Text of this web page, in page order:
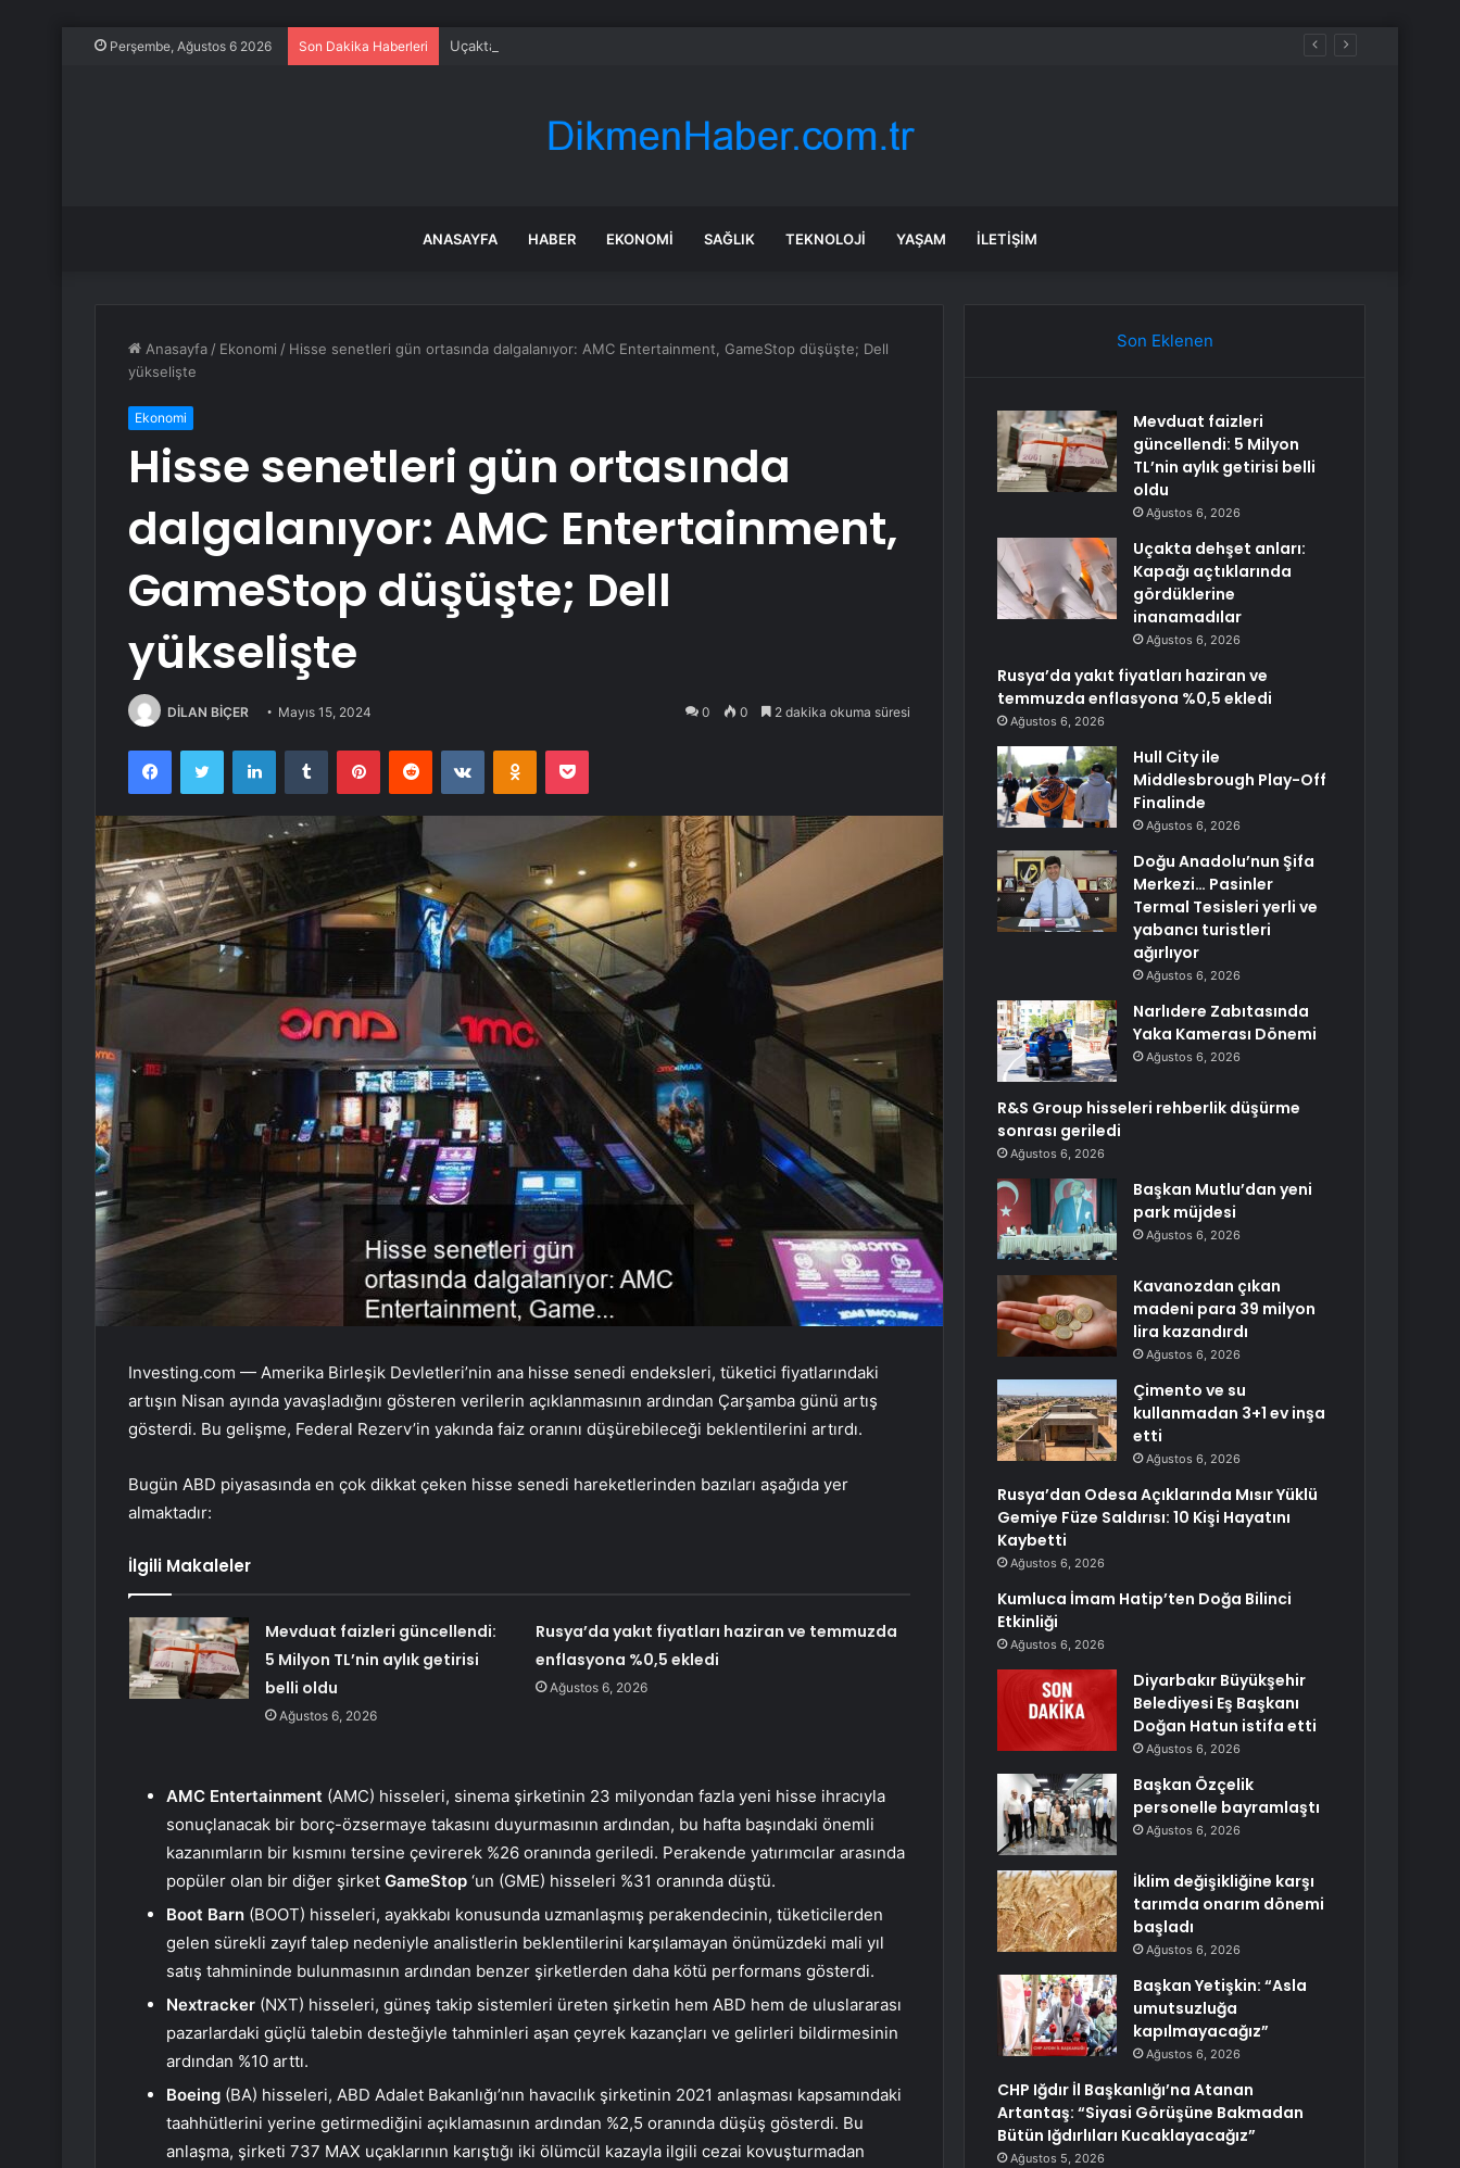
Perşembe, Ağustos 6 2026 Son Dakika Haberleri Uçakta dehşet anları: Kapağı açtıklarında gördüklerine inanamadılar
ANASAYFA HABER EKONOMI SAĞLIK TEKNOLOJI YAŞAM İLETIŞIM
Anasayfa / Ekonomi / Hisse senetleri gün ortasında dalgalanıyor: AMC Entertainment, GameStop düşüşte; Dell
yükselişte
Ekonomi
Hisse senetleri gün ortasında
dalgalanıyor: AMC Entertainment,
GameStop düşüşte; Dell
yükselişte
DİLAN BİÇER Mayıs 15, 2024 0 0 2 dakika okuma süresi
FacebookTwitter LinkedInTumblr PinterestReddit VKontakteOdnoklassniki
Pocket
Investing.com — Amerika Birleşik Devletleri’nin ana hisse senedi endeksleri, tüketici fiyatlarındaki
artışın Nisan ayında yavaşladığını gösteren verilerin açıklanmasının ardından Çarşamba günü artış
gösterdi. Bu gelişme, Federal Rezerv’in yakında faiz oranını düşürebileceği beklentilerini artırdı.
Bugün ABD piyasasında en çok dikkat çeken hisse senedi hareketlerinden bazıları aşağıda yer
almaktadır:
İlgili Makaleler
Mevduat faizleri güncellendi:
5 Milyon TL’nin aylık getirisi
belli oldu
Ağustos 6, 2026
Rusya’da yakıt fiyatları haziran ve temmuzda
enflasyona %0,5 ekledi
Ağustos 6, 2026
AMC Entertainment (AMC) hisseleri, sinema şirketinin 23 milyondan fazla yeni hisse ihracıyla
sonuçlanacak bir borç-özsermaye takasını duyurmasının ardından, bu hafta başındaki önemli
kazanımların bir kısmını tersine çevirerek %26 oranında geriledi. Perakende yatırımcılar arasında
popüler olan bir diğer şirket GameStop ‘un (GME) hisseleri %31 oranında düştü.
Boot Barn (BOOT) hisseleri, ayakkabı konusunda uzmanlaşmış perakendecinin, tüketicilerden
gelen sürekli zayıf talep nedeniyle analistlerin beklentilerini karşılamayan önümüzdeki mali yıl
satış tahmininde bulunmasının ardından benzer şirketlerden daha kötü performans gösterdi.
Nextracker (NXT) hisseleri, güneş takip sistemleri üreten şirketin hem ABD hem de uluslararası
pazarlardaki güçlü talebin desteğiyle tahminleri aşan çeyrek kazançları ve gelirleri bildirmesinin
ardından %10 arttı.
Boeing (BA) hisseleri, ABD Adalet Bakanlığı’nın havacılık şirketinin 2021 anlaşması kapsamındaki
taahhütlerini yerine getirmediğini açıklamasının ardından %2,5 oranında düşüş gösterdi. Bu
anlaşma, şirketi 737 MAX uçaklarının karıştığı iki ölümcül kazayla ilgili cezai kovuşturmadan
Son Eklenen
Mevduat faizleri
güncellendi: 5 Milyon
TL’nin aylık getirisi belli
oldu
Ağustos 6, 2026
Uçakta dehşet anları:
Kapağı açtıklarında
gördüklerine
inanamadılar
Ağustos 6, 2026
Rusya’da yakıt fiyatları haziran ve
temmuzda enflasyona %0,5 ekledi
Ağustos 6, 2026
Hull City ile
Middlesbrough Play-Off
Finalinde
Ağustos 6, 2026
Doğu Anadolu’nun Şifa
Merkezi… Pasinler
Termal Tesisleri yerli ve
yabancı turistleri
ağırlıyor
Ağustos 6, 2026
Narlıdere Zabıtasında
Yaka Kamerası Dönemi
Ağustos 6, 2026
R&S Group hisseleri rehberlik düşürme
sonrası geriledi
Ağustos 6, 2026
Başkan Mutlu’dan yeni
park müjdesi
Ağustos 6, 2026
Kavanozdan çıkan
madeni para 39 milyon
lira kazandırdı
Ağustos 6, 2026
Çimento ve su
kullanmadan 3+1 ev inşa
etti
Ağustos 6, 2026
Rusya’dan Odesa Açıklarında Mısır Yüklü
Gemiye Füze Saldırısı: 10 Kişi Hayatını
Kaybetti
Ağustos 6, 2026
Kumluca İmam Hatip’ten Doğa Bilinci
Etkinliği
Ağustos 6, 2026
Diyarbakır Büyükşehir
Belediyesi Eş Başkanı
Doğan Hatun istifa etti
Ağustos 6, 2026
Başkan Özçelik
personelle bayramlaştı
Ağustos 6, 2026
İklim değişikliğine karşı
tarımda onarım dönemi
başladı
Ağustos 6, 2026
Başkan Yetişkin: “Asla
umutsuzluğa
kapılmayacağız”
Ağustos 6, 2026
CHP Iğdır İl Başkanlığı’na Atanan
Artantaş: “Siyasi Görüşüne Bakmadan
Bütün Iğdırlıları Kucaklayacağız”
Ağustos 5, 2026